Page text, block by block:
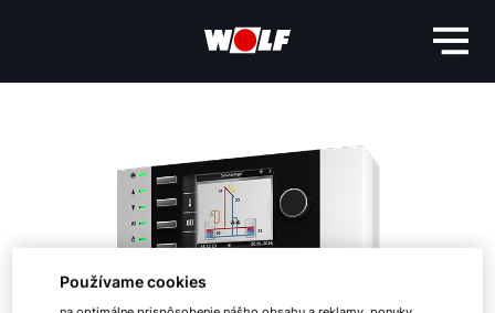
Používame cookies